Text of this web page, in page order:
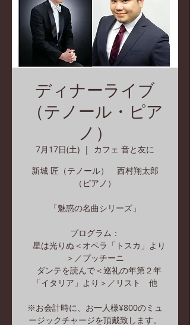
ディナーライブ
（テノール・ピア
ノ）
7月17日(土)
  |
カフェ 音と友に
新城 匠（テノール） 西村翔太郎
（ピアノ）
「魅惑の名曲シリーズ」
プログラム：
星は光りぬ＜オペラ「トスカ」より
＞／プッチーニ
ダンテを読んで＜巡礼の年第２年
「イタリア」より＞／リスト 他
※お会計時に、お一人様¥800のミュ
ージックチャージを頂戴致します。